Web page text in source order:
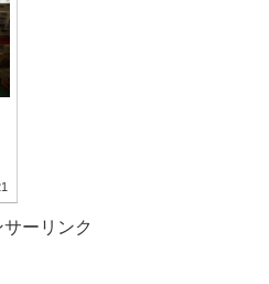
サーリンク